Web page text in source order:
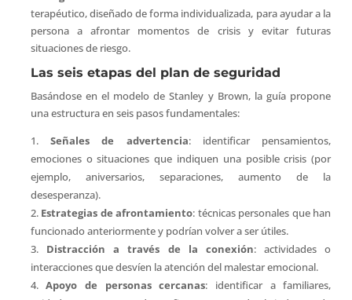
terapéutico, diseñado de forma individualizada, para ayudar a la
persona a afrontar momentos de crisis y evitar futuras
situaciones de riesgo.
Las seis etapas del plan de seguridad
Basándose en el modelo de Stanley y Brown, la guía propone
una estructura en seis pasos fundamentales:
Señales de advertencia: identificar pensamientos,
emociones o situaciones que indiquen una posible crisis (por
ejemplo, aniversarios, separaciones, aumento de la
desesperanza).
Estrategias de afrontamiento: técnicas personales que han
funcionado anteriormente y podrían volver a ser útiles.
Distracción a través de la conexión: actividades o
interacciones que desvíen la atención del malestar emocional.
Apoyo de personas cercanas: identificar a familiares,